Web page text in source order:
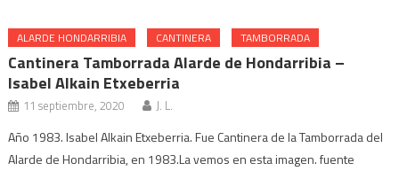
ALARDE HONDARRIBIA CANTINERA TAMBORRADA
Cantinera Tamborrada Alarde de Hondarribia –
Isabel Alkain Etxeberria
11 septiembre, 2020 J. L.
Año 1983. Isabel Alkain Etxeberria. Fue Cantinera de la Tamborrada del
Alarde de Hondarribia, en 1983.La vemos en esta imagen. fuente